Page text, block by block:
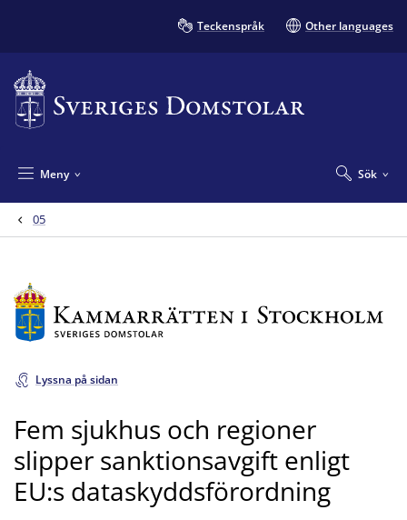
Teckenspråk Other languages
Sök
Meny
05
Lyssna på sidan
Fem sjukhus och regioner
slipper sanktionsavgift enligt
EU:s dataskyddsförordning